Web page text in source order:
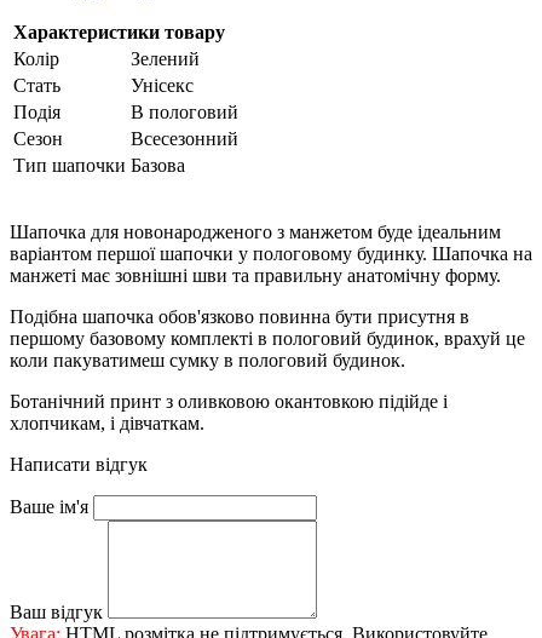
Характеристики товару
Колір
Зелений
Стать
Унісекс
Подія
В пологовий
Сезон
Всесезонний
Тип шапочки Базова
Шапочка для новонародженого з манжетом буде ідеальним
варіантом першої шапочки у пологовому будинку. Шапочка на
манжеті має зовнішні шви та правильну анатомічну форму.
Подібна шапочка обов'язково повинна бути присутня в
першому базовому комплекті в пологовий будинок, врахуй це
коли пакуватимеш сумку в пологовий будинок.
Ботанічний принт з оливковою окантовкою підійде і
хлопчикам, і дівчаткам.
Написати відгук
Ваше ім'я
Ваш відгук